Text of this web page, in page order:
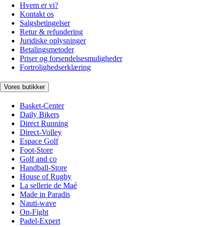
Hvem er vi?
Kontakt os
Salgsbetingelser
Retur & refundering
Juridiske oplysninger
Betalingsmetoder
Priser og forsendelsesmuligheder
Fortrolighedserklæring
Vores butikker
Basket-Center
Daily Bikers
Direct Running
Direct-Volley
Espace Golf
Foot-Store
Golf and co
Handball-Store
House of Rugby
La sellerie de Maé
Made in Paradis
Nauti-wave
On-Fight
Padel-Expert